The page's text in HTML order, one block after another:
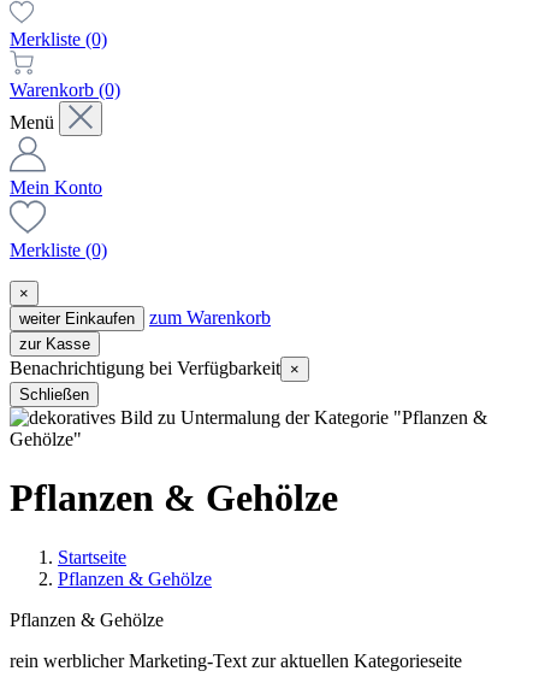
Merkliste (0)
Warenkorb (0)
Menü
Mein Konto
Merkliste (0)
×
weiter Einkaufen
zum Warenkorb
zur Kasse
Benachrichtigung bei Verfügbarkeit ×
Schließen
Pflanzen & Gehölze
Startseite
Pflanzen & Gehölze
Pflanzen & Gehölze
rein werblicher Marketing-Text zur aktuellen Kategorieseite